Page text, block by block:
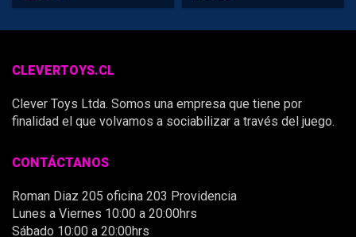
CLEVERTOYS.CL
Clever Toys Ltda. Somos una empresa que tiene por
finalidad el que volvamos a sociabilizar a través del juego.
CONTÁCTANOS
Roman Diaz 205 oficina 203 Providencia
Lunes a Viernes 10:00 a 20:00hrs
Sábado 10:00 a 20:00hrs